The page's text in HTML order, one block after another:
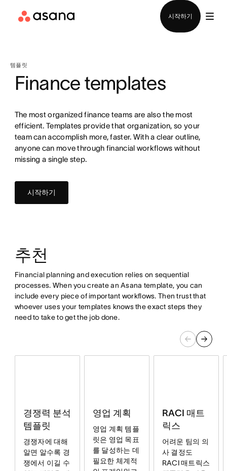
시작하기
템플릿
Finance templates
The most organized finance teams are also the most
efficient. Templates provide that organization, so your
team can accomplish more, faster. With a clear outline,
anyone can move through financial workflows without
missing a single step.
시작하기
추천
Financial planning and execution relies on sequential
processes. When you create an Asana template, you can
include every piece of important workflows. Then trust that
whoever uses your templates knows the exact steps they
need to take to get the job done.
경쟁력 분석
템플릿
경쟁자에 대해
알면 알수록 경
쟁에서 이길 수
영업 계획
영업 계획 템플
릿은 영업 목표
를 달성하는 데
필요한 체계적
RACI 매트
릭스
어려운 팀의 의
사 결정도
RACI 매트릭스